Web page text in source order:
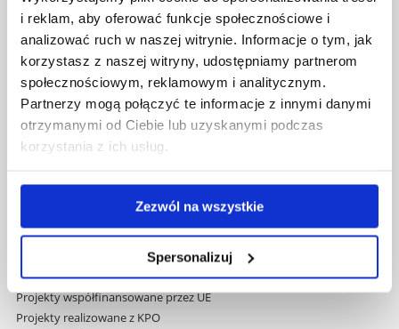
i reklam, aby oferować funkcje społecznościowe i
analizować ruch w naszej witrynie. Informacje o tym, jak
korzystasz z naszej witryny, udostępniamy partnerom
społecznościowym, reklamowym i analitycznym.
Partnerzy mogą połączyć te informacje z innymi danymi
otrzymanymi od Ciebie lub uzyskanymi podczas
korzystania z ich usług.
Zezwól na wszystkie
Spersonalizuj
Uniwersytet Rzeszowski
Al. Tadeusza Rejtana 16C
35-959 Rzeszów
Pomiń
nawigację
do
Polityka prywatności
Mapa serwisu
Biblioteka
Praca na UR
Fundusze strukturalne
Projekty współfinansowane przez UE
Projekty realizowane z KPO